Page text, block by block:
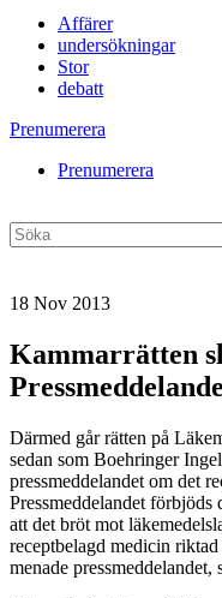
Affärer
undersökningar
Stor
debatt
Prenumerera
Prenumerera
18 Nov 2013
Kammarrätten
Därmed går rätten på
sedan som Boehringer
pressmeddelandet om det
Pressmeddelandet förbjöds
att det bröt mot
receptbelagd medicin
menade pressmeddelandet,